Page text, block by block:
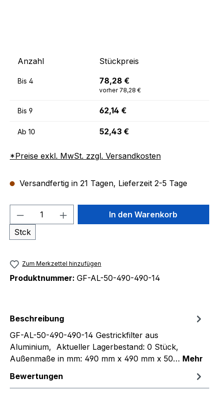
Anzahl Stückpreis
Bis 4 78,28 €
vorher 78,28 €
Bis 9 62,14 €
Ab 10 52,43 €
*Preise exkl. MwSt. zzgl. Versandkosten
Versandfertig in 21 Tagen, Lieferzeit 2-5 Tage
Produkt Anzahl: Gib den
Stck
In den Warenkorb
Zum Merkzettel hinzufügen
Produktnummer: GF-AL-50-490-490-14
Beschreibung
GF-AL-50-490-490-14 Gestrickfilter aus
Aluminium, Aktueller Lagerbestand: 0 Stück,
Außenmaße in mm: 490 mm x 490 mm x 50… Mehr
Bewertungen